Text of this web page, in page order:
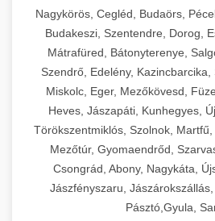
Nagykörös, Cegléd, Budaörs,
Budakeszi, Szentendre, Dorog,
Mátrafüred, Bátonyterenye,
Szendrő, Edelény, Kazincbarcika,
Miskolc, Eger, Mezőkövesd,
Heves, Jászapáti, Kunhegyes,
Törökszentmiklós, Szolnok, Martfű,
Mezőtúr, Gyomaendrőd,
Csongrád, Abony, Nagykáta,
Jászfényszaru,
Pásztó,Gyula,